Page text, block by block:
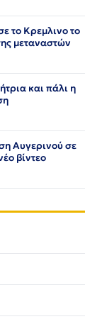
το Κρεμλινο το
μεταναστών
και πάλι η
Αυγερινού σε
βίντεο